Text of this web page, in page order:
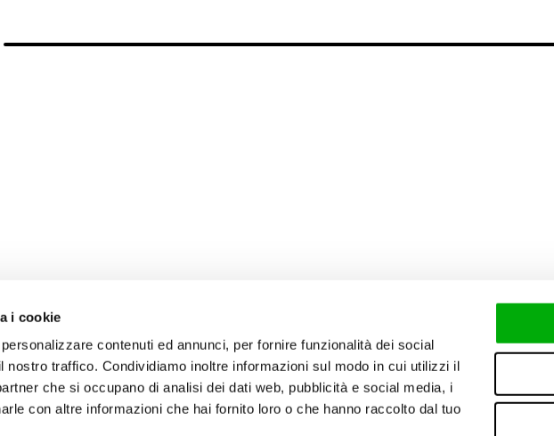
i cookie
contenuti ed annunci, per fornire funzionalità dei social
nostro traffico. Condividiamo inoltre informazioni sul modo in cui utilizzi il
che si occupano di analisi dei dati web, pubblicità e social media, i
con altre informazioni che hai fornito loro o che hanno raccolto dal tuo